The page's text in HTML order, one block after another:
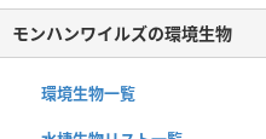
モンハンワイルズの環境生物
環境生物一覧